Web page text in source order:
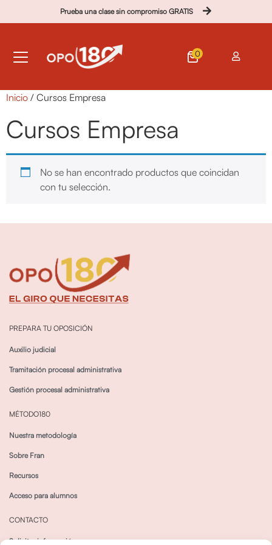
Prueba una clase sin compromiso GRATIS
0
Inicio / Cursos Empresa
Cursos Empresa
No se han encontrado productos que coincidan
con tu selección.
PREPARA TU OPOSICIÓN
Auxilio judicial
Tramitación procesal administrativa
Gestión procesal administrativa
MÉTODO180
Nuestra metodología
Sobre Fran
Recursos
Acceso para alumnos
CONTACTO
Solicitar información